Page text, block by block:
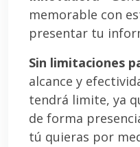
memorable con
presentar tu
Sin limitaciones
alcance y
tendrá limite, ya
de forma
tú quieras por